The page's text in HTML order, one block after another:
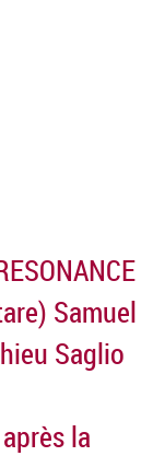
Samuel
Saglio
la